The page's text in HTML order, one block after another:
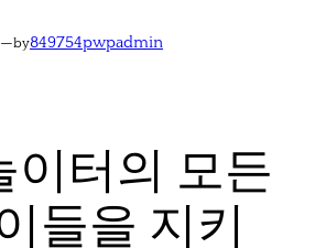
—by849754pwpadmin
이터의 모든
들을 지키